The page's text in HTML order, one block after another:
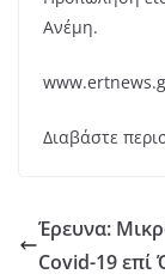
Ανέμη.
Διαβάστε
Έρευνα:
Covid-19 επί